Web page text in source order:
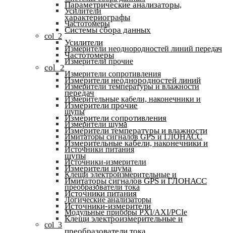
Усилители
Частотомеры
col_2
Измерители неоднородностей линий передач
Измерители прочие
Измерители сопротивления
Измерители температуры и влажности
Измерительные кабели, наконечники и
щупы
Измерители шума
Имитаторы сигналов GPS и ГЛОНАСС
Источники питания
Источники-измерители
Клещи электроизмерительные и
преобразователи тока
Логические анализаторы
Модульные приборы PXI/AXI/PCIe
col_3
Параметрические анализаторы,
характериографы
Системы сбора данных
Усилители
Частотомеры
col_2
Измерители неоднородностей линий
передач
Измерители прочие
Измерители сопротивления
Измерители температуры и влажности
Измерительные кабели, наконечники и
щупы
Измерители шума
Имитаторы сигналов GPS и ГЛОНАСС
Источники питания
Источники-измерители
Клещи электроизмерительные и